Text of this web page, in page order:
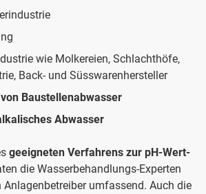
wie Molkereien, Schlachthöfe,
Back- und Süsswarenhersteller
Baustellenabwasser
Abwasser
geeigneten Verfahrens zur pH-Wert-
die Wasserbehandlungs-Experten
Anlagenbetreiber umfassend. Auch die